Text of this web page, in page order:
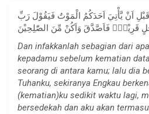
اَنْ يَّأْتِيَ اَحَدَكُمُ الْمَوْتُ فَيَقُوْلَ رَبِّ
اَجَلٍ قَرِيْبٍۚ فَاَصَّدَّقَ وَاَكُنْ مِّنَ الصّٰلِحِيْنَ
Dan infakkanlah sebagian dari
kepadamu sebelum kematian
seorang di antara kamu; lalu dia
Tuhanku, sekiranya Engkau
(kematian)ku sedikit waktu lagi,
bersedekah dan aku akan